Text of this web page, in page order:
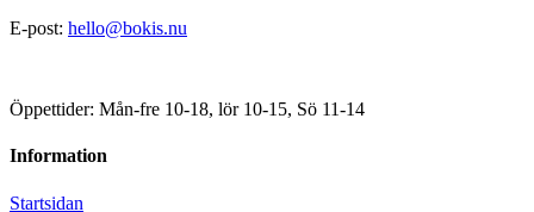
E-post: hello@bokis.nu
Öppettider: Mån-fre 10-18, lör 10-15, Sö 11-14
Information
Startsidan